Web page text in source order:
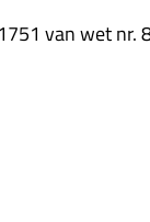
van wet nr.